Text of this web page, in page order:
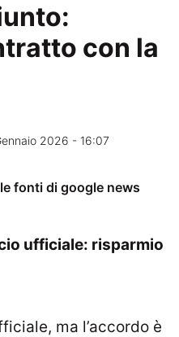
con la
2026 - 16:07
fonti di google news
ufficiale: risparmio
ma l’accordo è